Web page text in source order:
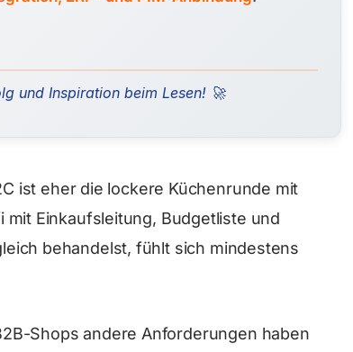
und Inspiration beim Lesen! 🚀
ist eher die lockere Küchenrunde mit
mit Einkaufsleitung, Budgetliste und
behandelst, fühlt sich mindestens
Shops andere Anforderungen haben